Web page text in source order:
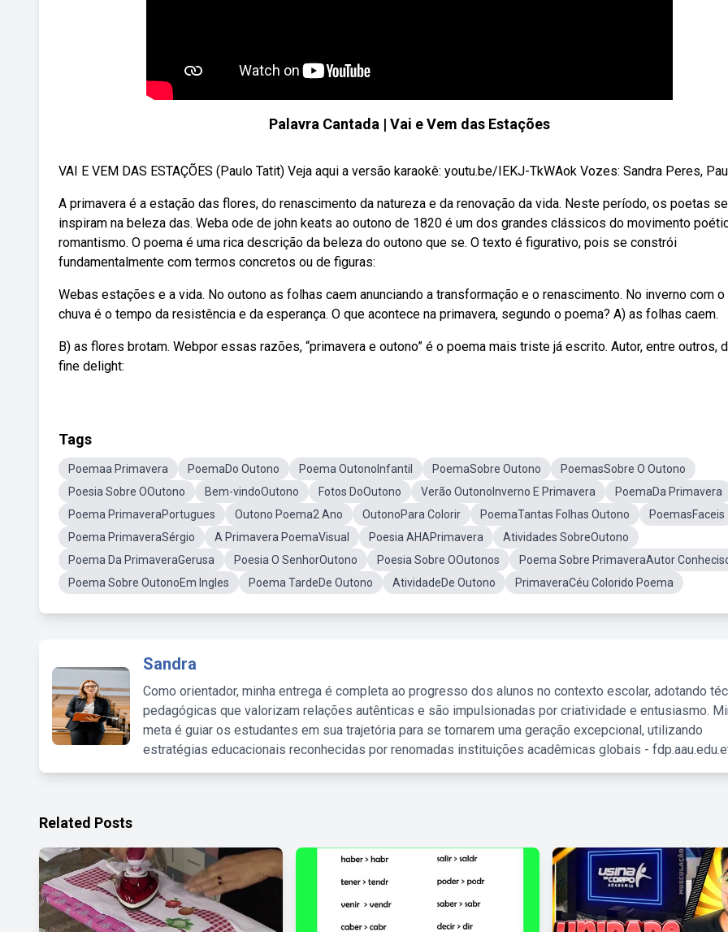
Palavra Cantada | Vai e Vem das Estações
VAI E VEM DAS ESTAÇÕES (Paulo Tatit) Veja aqui a versão karaokê: youtu.be/IEKJ-TkWAok Vozes: Sandra Peres,
A primavera é a estação das flores, do renascimento da natureza e da renovação da vida. Neste período, os poetas se
inspiram na beleza das. Weba ode de john keats ao outono de 1820 é um dos grandes clássicos do movimento
romantismo. O poema é uma rica descrição da beleza do outono que se. O texto é figurativo, pois se constrói
fundamentalmente com termos concretos ou de figuras:
Webas estações e a vida. No outono as folhas caem anunciando a transformação e o renascimento. No inverno com
chuva é o tempo da resistência e da esperança. O que acontece na primavera, segundo o poema? A) as folhas caem.
B) as flores brotam. Webpor essas razões, “primavera e outono” é o poema mais triste já escrito. Autor, entre outros,
fine delight:
Tags
Poemaa Primavera PoemaDo Outono Poema OutonoInfantil PoemaSobre Outono
PoemasSobre O Outono
Poesia Sobre OOutono
Bem-vindoOutono Fotos DoOutono Verão OutonoInverno E Primavera
PoemaDa Primavera
Poema PrimaveraPortugues
Outono Poema2 Ano OutonoPara Colorir PoemaTantas Folhas Outono
PoemasFaceis
Poema PrimaveraSérgio
A Primavera PoemaVisual Poesia AHAPrimavera
Atividades SobreOutono
Poema Da PrimaveraGerusa
Poesia O SenhorOutono Poesia Sobre OOutonos
Poema Sobre PrimaveraAutor
Poema Sobre OutonoEm Ingles
Poema TardeDe Outono AtividadeDe Outono PrimaveraCéu Colorido Poema
Sandra
Como orientador, minha entrega é completa ao progresso dos alunos no contexto escolar, adotando
pedagógicas que valorizam relações autênticas e são impulsionadas por criatividade e entusiasmo.
meta é guiar os estudantes em sua trajetória para se tornarem uma geração excepcional, utilizando
estratégias educacionais reconhecidas por renomadas instituições acadêmicas globais -
Related Posts